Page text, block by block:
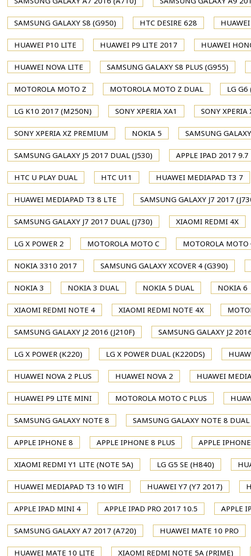
SAMSUNG GALAXY S8 (G950) HTC DESIRE 628
HUAWEI P10 LITE HUAWEI P9 LITE 2017 HUAWEI
HUAWEI NOVA LITE SAMSUNG GALAXY S8 PLUS (G955)
MOTOROLA MOTO Z MOTOROLA MOTO Z DUAL LG
LG K10 2017 (M250N) SONY XPERIA XA1 SONY
SONY XPERIA XZ PREMIUM NOKIA 5 SAMSUNG
SAMSUNG GALAXY J5 2017 DUAL (J530) APPLE IPAD 2017 9.7
HTC U PLAY DUAL HTC U11 HUAWEI MEDIAPAD T3 7
HUAWEI MEDIAPAD T3 8 LTE SAMSUNG GALAXY J7 2017
SAMSUNG GALAXY J7 2017 DUAL (J730) XIAOMI REDMI 4X
LG X POWER 2 MOTOROLA MOTO C MOTOROLA MOTO
NOKIA 3310 2017 SAMSUNG GALAXY XCOVER 4 (G390)
NOKIA 3 NOKIA 3 DUAL NOKIA 5 DUAL NOKIA 6
XIAOMI REDMI NOTE 4 XIAOMI REDMI NOTE 4X
SAMSUNG GALAXY J2 2016 (J210F) SAMSUNG GALAXY J2
LG X POWER (K220) LG X POWER DUAL (K220DS)
HUAWEI NOVA 2 PLUS HUAWEI NOVA 2 HUAWEI
HUAWEI P9 LITE MINI MOTOROLA MOTO C PLUS
SAMSUNG GALAXY NOTE 8 SAMSUNG GALAXY NOTE 8 DUAL
APPLE IPHONE 8 APPLE IPHONE 8 PLUS APPLE
XIAOMI REDMI Y1 LITE (NOTE 5A) LG G5 SE (H840)
HUAWEI MEDIAPAD T3 10 WIFI HUAWEI Y7 (Y7 2017)
APPLE IPAD MINI 4 APPLE IPAD PRO 2017 10.5 APPLE
SAMSUNG GALAXY A7 2017 (A720) HUAWEI MATE 10 PRO
HUAWEI MATE 10 LITE XIAOMI REDMI NOTE 5A (PRIME)